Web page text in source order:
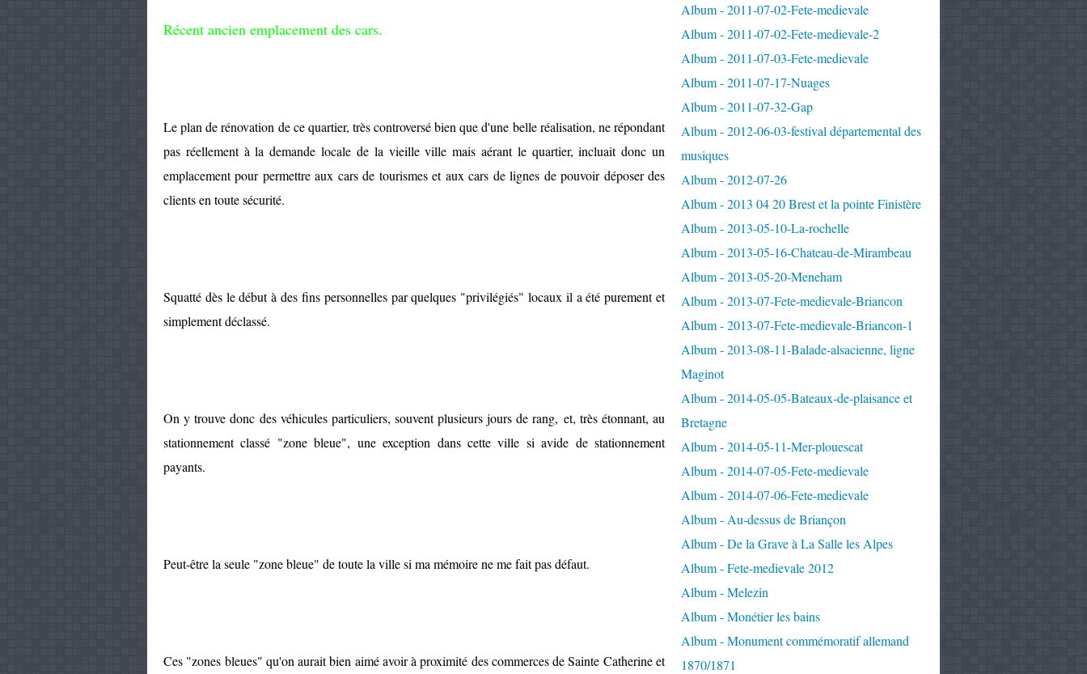
Récent ancien emplacement des cars.
Le plan de rénovation de ce quartier, très controversé bien que d'une belle réalisation, ne répondant
pas réellement à la demande locale de la vieille ville mais aérant le quartier, incluait donc un
emplacement pour permettre aux cars de tourismes et aux cars de lignes de pouvoir déposer des
clients en toute sécurité.
Squatté dès le début à des fins personnelles par quelques "privilégiés" locaux il a été purement et
simplement déclassé.
On y trouve donc des véhicules particuliers, souvent plusieurs jours de rang, et, très étonnant, au
stationnement classé "zone bleue", une exception dans cette ville si avide de stationnement
payants.
Peut-être la seule "zone bleue" de toute la ville si ma mémoire ne me fait pas défaut.
Ces "zones bleues" qu'on aurait bien aimé avoir à proximité des commerces de Sainte Catherine et
Album - 2011-07-02-Fete-medievale
Album - 2011-07-02-Fete-medievale-2
Album - 2011-07-03-Fete-medievale
Album - 2011-07-17-Nuages
Album - 2011-07-32-Gap
Album - 2012-06-03-festival départemental des
musiques
Album - 2012-07-26
Album - 2013 04 20 Brest et la pointe Finistère
Album - 2013-05-10-La-rochelle
Album - 2013-05-16-Chateau-de-Mirambeau
Album - 2013-05-20-Meneham
Album - 2013-07-Fete-medievale-Briancon
Album - 2013-07-Fete-medievale-Briancon-1
Album - 2013-08-11-Balade-alsacienne, ligne
Maginot
Album - 2014-05-05-Bateaux-de-plaisance et
Bretagne
Album - 2014-05-11-Mer-plouescat
Album - 2014-07-05-Fete-medievale
Album - 2014-07-06-Fete-medievale
Album - Au-dessus de Briançon
Album - De la Grave à La Salle les Alpes
Album - Fete-medievale 2012
Album - Melezin
Album - Monétier les bains
Album - Monument commémoratif allemand
1870/1871